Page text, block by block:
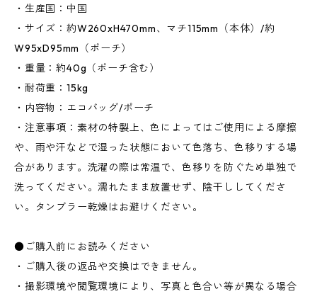
・生産国：中国
・サイズ：約W260xH470mm、マチ115mm（本体）/約
W95xD95mm（ポーチ）
・重量：約40g（ポーチ含む）
・耐荷重：15kg
・内容物：エコバッグ/ポーチ
・注意事項：素材の特製上、色によってはご使用による摩擦
や、雨や汗などで湿った状態において色落ち、色移りする場
合があります。洗濯の際は常温で、色移りを防ぐため単独で
洗ってください。濡れたまま放置せず、陰干ししてくださ
い。タンブラー乾燥はお避けください。
●ご購入前にお読みください
・ご購入後の返品や交換はできません。
・撮影環境や閲覧環境により、写真と色合い等が異なる場合